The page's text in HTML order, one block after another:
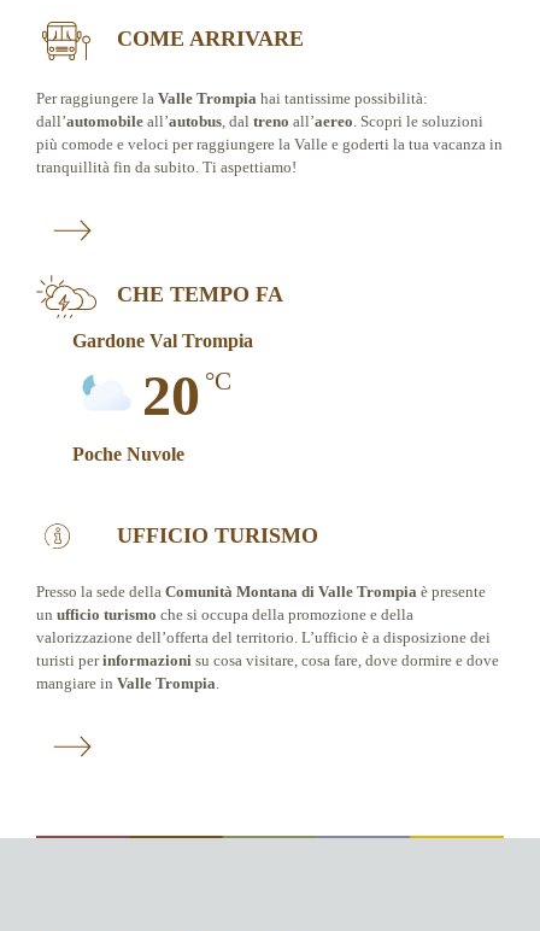
COME ARRIVARE
Per raggiungere la Valle Trompiahai tantissime possibilità:
dall’automobileall’autobus, dal treno all’aereo. Scopri le soluzioni
più comode e veloci per raggiungere la Valle e goderti la tua vacanza in
tranquillità fin da subito. Ti aspettiamo!
CHE TEMPO FA
Gardone Val Trompia
20 °C
Poche Nuvole
UFFICIO TURISMO
Presso la sede della Comunità Montana di Valle Trompiaè presente
un ufficio turismo che si occupa della promozione e della
valorizzazione dell’offerta del territorio. L’ufficio è a disposizione dei
turisti perinformazionisu cosa visitare, cosa fare, dove dormire e dove
mangiare in Valle Trompia.